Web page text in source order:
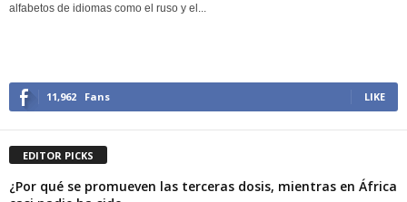
alfabetos de idiomas como el ruso y el...
11,962 Fans LIKE
EDITOR PICKS
¿Por qué se promueven las terceras dosis, mientras en África